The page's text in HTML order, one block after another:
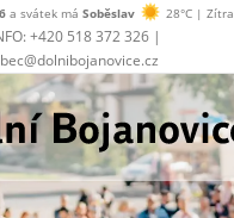
+420 518 372 326 |
a svátek má Soběslav 28°C | Zítra